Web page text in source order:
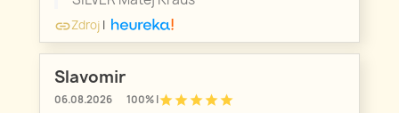
linkZdroj |
Slavomir
06.08.2026 100% |starstarstarstarstar